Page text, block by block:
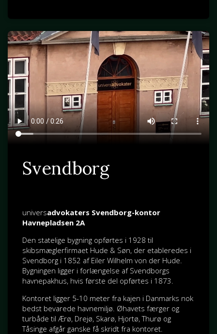
Svendborg
universadvokaters Svendborg-kontor
Havnepladsen 2A
Den statelige bygning opførtes i 1928 til
skibsmæglerfirmaet Hude & Søn, der etableredes i
Svendborg i 1852 af Eiler Wilhelm von der Hude.
Bygningen ligger i forlængelse af Svendborgs
havnepakhus, hvis første del opførtes i 1873.
Kontoret ligger 5-10 meter fra kajen i Danmarks nok
bedst bevarede havnemiljø. Øhavets færger og
turbåde til Ærø, Drejø, Skarø, Hjortø, Thurø og
Tåsinge afgår ganske få skridt fra kontoret.